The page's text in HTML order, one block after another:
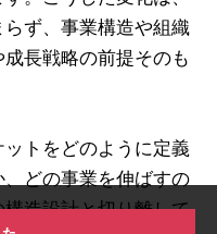
ず、事業構造や組織
長戦略の前提そのも
トをどのように定義
どの事業を伸ばすの
造設計と切り離して